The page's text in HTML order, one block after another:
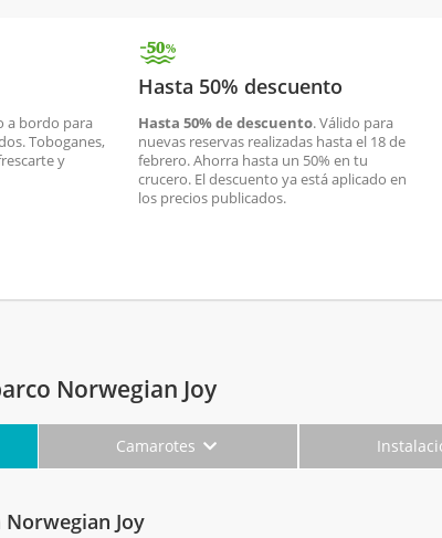
a bordo para
Toboganes,
y
Hasta 50% descuento
Hasta 50% de descuento. Válido para
nuevas reservas realizadas hasta el 18 de
febrero. Ahorra hasta un 50% en tu
crucero. El descuento ya está aplicado en
los precios publicados.
Norwegian Joy
Camarotes
Norwegian Joy